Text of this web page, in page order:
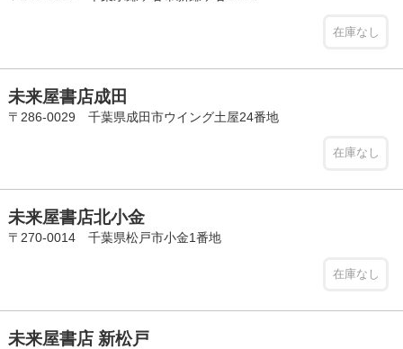
在庫なし
未来屋書店成田
〒286-0029 千葉県成田市ウイング土屋24番地
在庫なし
未来屋書店北小金
〒270-0014 千葉県松戸市小金1番地
在庫なし
未来屋書店 新松戸